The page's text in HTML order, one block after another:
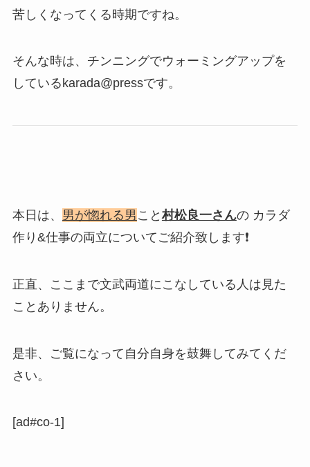
苦しくなってくる時期ですね。
そんな時は、チンニングでウォーミングアップを
しているkarada@pressです。
本日は、 男が惚れる男 こと村松良一さんの カラダ
作り&仕事の両立についてご紹介致します❗️
正直、ここまで文武両道にこなしている人は見た
ことありません。
是非、ご覧になって自分自身を鼓舞してみてくだ
さい。
[ad#co-1]